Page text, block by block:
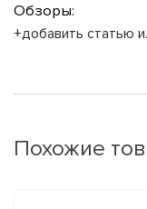
Обзоры:
+добавить статью
Похожие